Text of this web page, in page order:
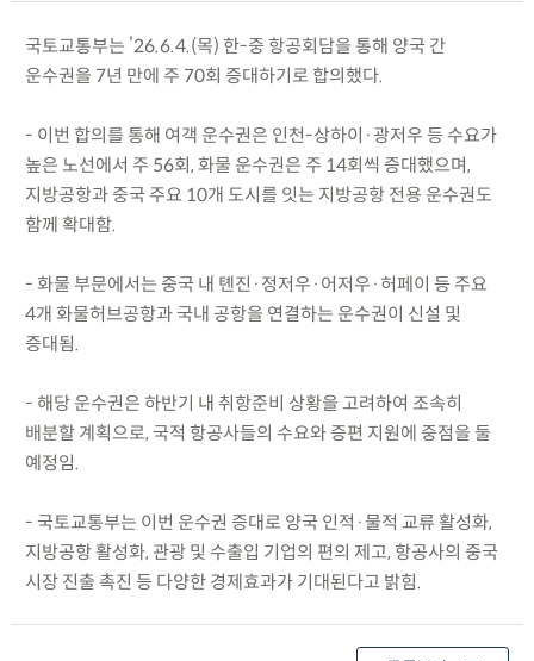
국토교통부는 ’26.6.4.(목) 한-중 항공회담을 통해 양국 간
운수권을 7년 만에 주 70회 증대하기로 합의했다.
- 이번 합의를 통해 여객 운수권은 인천-상하이·광저우 등 수요가
높은 노선에서 주 56회, 화물 운수권은 주 14회씩 증대했으며,
지방공항과 중국 주요 10개 도시를 잇는 지방공항 전용 운수권도
함께 확대함.
- 화물 부문에서는 중국 내 톈진·정저우·어저우·허페이 등 주요
4개 화물허브공항과 국내 공항을 연결하는 운수권이 신설 및
증대됨.
- 해당 운수권은 하반기 내 취항준비 상황을 고려하여 조속히
배분할 계획으로, 국적 항공사들의 수요와 증편 지원에 중점을 둘
예정임.
- 국토교통부는 이번 운수권 증대로 양국 인적·물적 교류 활성화,
지방공항 활성화, 관광 및 수출입 기업의 편의 제고, 항공사의 중국
시장 진출 촉진 등 다양한 경제효과가 기대된다고 밝힘.